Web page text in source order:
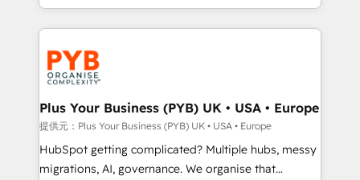
new to HubSpot or seeking to turn around a poor
install, our team have the change management
expertise to deliver the solutions you need.
search optimisation), and HubSpot Content Hub and
WordPress development. We work with enterprise
and growth-led companies across technology,
professional services, financial services and
industrial sectors. Offices in Johannesburg, Cape
Town, Dubai & London. 500+ HubSpot CRM
implementations delivered. AI visibility coverage
across ChatGPT, Claude, Perplexity, Gemini and
Google AI Overviews. HubSpot Impact Award -
Plus Your Business (PYB) UK • USA • Europe
提供元：Plus Your Business (PYB) UK • USA • Europe
HubSpot getting complicated? Multiple hubs, messy
migrations, AI, governance. We organise that